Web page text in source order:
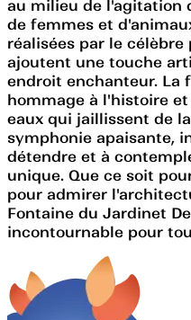
au milieu de l'agitation
de femmes et
réalisées par le
ajoutent une touche
endroit enchanteur. La
hommage à l'histoire
eaux qui jaillissent de
symphonie apaisante,
détendre et à
unique. Que ce soit
pour admirer
Fontaine du Jardinet
incontournable pour